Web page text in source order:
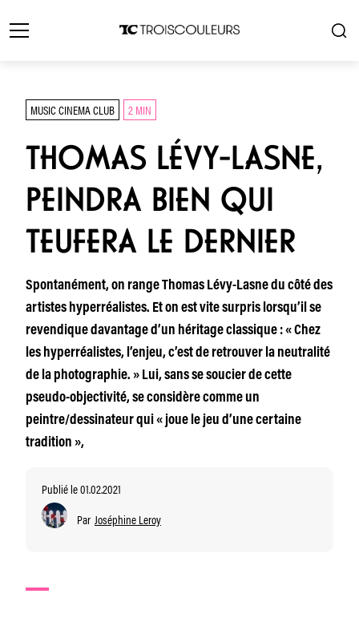
MUSIC CINEMA CLUB 2 MIN
THOMAS LÉVY-LASNE,
PEINDRA BIEN QUI
TEUFERA LE DERNIER
Spontanément, on range Thomas Lévy-Lasne du côté des
artistes hyperréalistes. Et on est vite surpris lorsqu’il se
revendique davantage d’un héritage classique : « Chez
les hyperréalistes, l’enjeu, c’est de retrouver la neutralité
de la photographie. » Lui, sans se soucier de cette
pseudo-objectivité, se considère comme un
peintre/dessinateur qui « joue le jeu d’une certaine
tradition »,
Publié le 01.02.2021
Par Joséphine Leroy